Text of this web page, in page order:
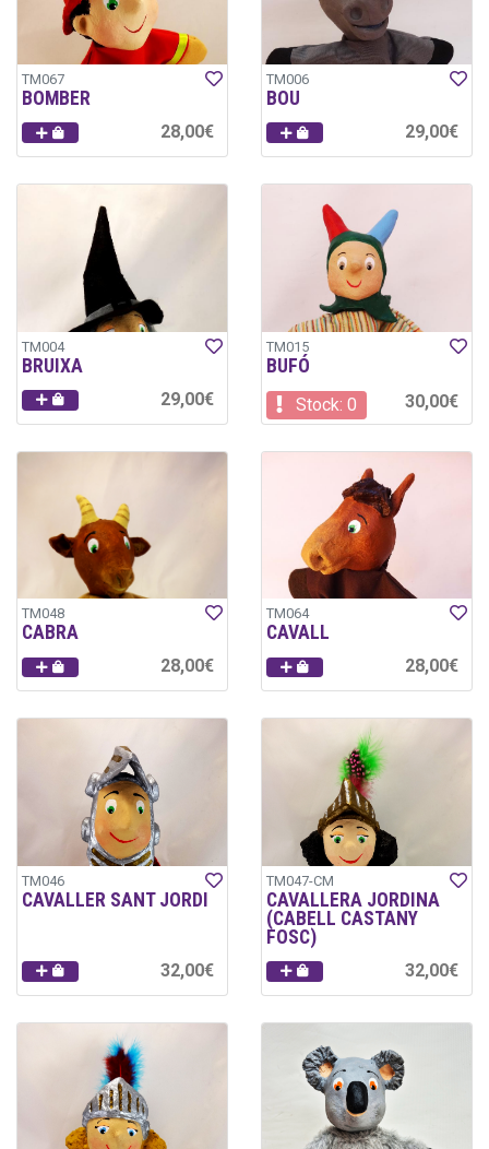
TM067
BOMBER
28,00€
TM006
BOU
29,00€
TM004
BRUIXA
29,00€
TM015
BUFÓ
Stock: 0 30,00€
TM048
CABRA
28,00€
TM064
CAVALL
28,00€
TM046
CAVALLER SANT JORDI
32,00€
TM047-CM
CAVALLERA JORDINA
(CABELL CASTANY
FOSC)
32,00€